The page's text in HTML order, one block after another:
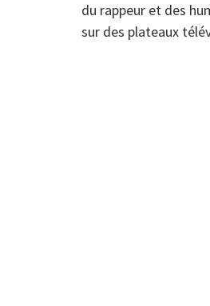
du rappeur et des
sur des plateaux